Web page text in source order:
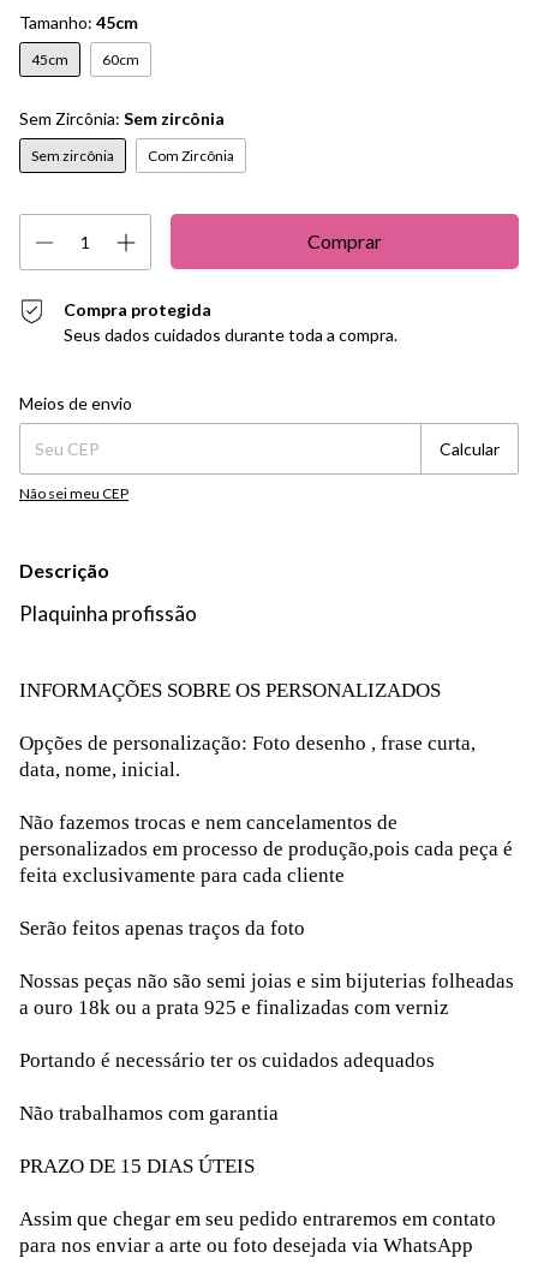
Tamanho: 45cm
45cm 60cm
Sem Zircônia: Sem zircônia
Sem zircônia Com Zircônia
Compra protegida
Seus dados cuidados durante toda a compra.
Entregas para o CEP:
Meios de envio
Calcular
Não sei meu CEP
Descrição
Plaquinha profissão
INFORMAÇÕES SOBRE OS PERSONALIZADOS
Opções de personalização: Foto desenho , frase curta,
data, nome, inicial.
Não fazemos trocas e nem cancelamentos de
personalizados em processo de produção,pois cada peça é
feita exclusivamente para cada cliente
Serão feitos apenas traços da foto
Nossas peças não são semi joias e sim bijuterias folheadas
a ouro 18k ou a prata 925 e finalizadas com verniz
Portando é necessário ter os cuidados adequados
Não trabalhamos com garantia
PRAZO DE 15 DIAS ÚTEIS
Assim que chegar em seu pedido entraremos em contato
para nos enviar a arte ou foto desejada via WhatsApp